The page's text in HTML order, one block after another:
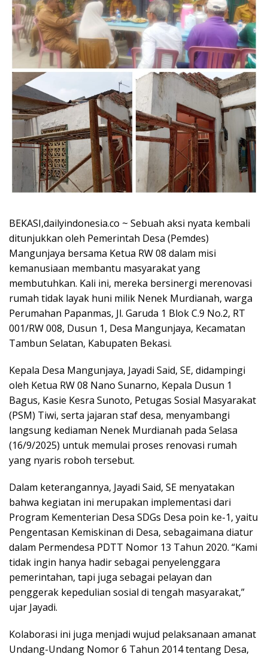
BEKASI,dailyindonesia.co ~ Sebuah aksi nyata kembali
ditunjukkan oleh Pemerintah Desa (Pemdes)
Mangunjaya bersama Ketua RW 08 dalam misi
kemanusiaan membantu masyarakat yang
membutuhkan. Kali ini, mereka bersinergi merenovasi
rumah tidak layak huni milik Nenek Murdianah, warga
Perumahan Papanmas, Jl. Garuda 1 Blok C.9 No.2, RT
001/RW 008, Dusun 1, Desa Mangunjaya, Kecamatan
Tambun Selatan, Kabupaten Bekasi.
Kepala Desa Mangunjaya, Jayadi Said, SE, didampingi
oleh Ketua RW 08 Nano Sunarno, Kepala Dusun 1
Bagus, Kasie Kesra Sunoto, Petugas Sosial Masyarakat
(PSM) Tiwi, serta jajaran staf desa, menyambangi
langsung kediaman Nenek Murdianah pada Selasa
(16/9/2025) untuk memulai proses renovasi rumah
yang nyaris roboh tersebut.
Dalam keterangannya, Jayadi Said, SE menyatakan
bahwa kegiatan ini merupakan implementasi dari
Program Kementerian Desa SDGs Desa poin ke-1, yaitu
Pengentasan Kemiskinan di Desa, sebagaimana diatur
dalam Permendesa PDTT Nomor 13 Tahun 2020. “Kami
tidak ingin hanya hadir sebagai penyelenggara
pemerintahan, tapi juga sebagai pelayan dan
penggerak kepedulian sosial di tengah masyarakat,”
ujar Jayadi.
Kolaborasi ini juga menjadi wujud pelaksanaan amanat
Undang-Undang Nomor 6 Tahun 2014 tentang Desa,